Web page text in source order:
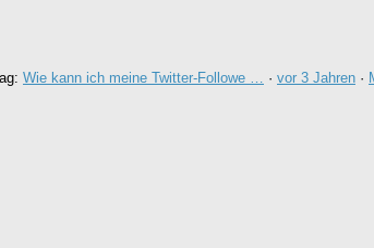
Wie kann ich meine Twitter-Followe … · vor 3 Jahren ·